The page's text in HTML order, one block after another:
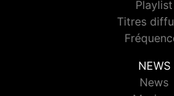
Playlist
Titres
NEWS
News